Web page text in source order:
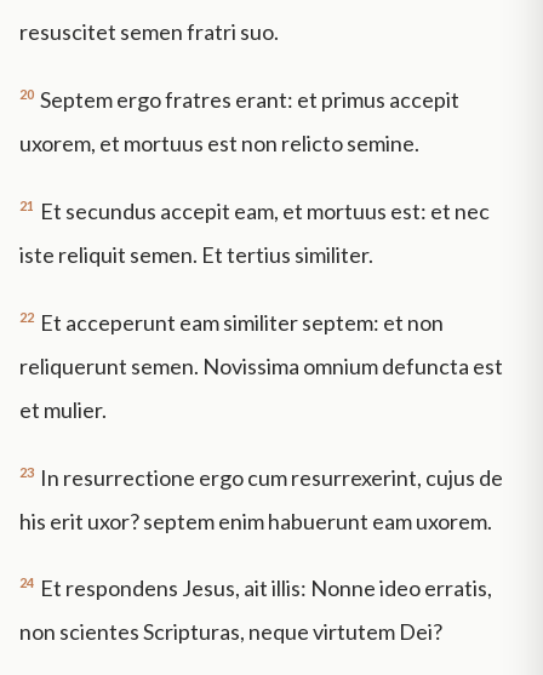
resuscitet semen fratri suo.
20 Septem ergo fratres erant: et primus accepit
uxorem, et mortuus est non relicto semine.
21
Et secundus accepit eam, et mortuus est: et nec
iste reliquit semen. Et tertius similiter.
22 Et acceperunt eam similiter septem: et non
reliquerunt semen. Novissima omnium defuncta est
et mulier.
23 In resurrectione ergo cum resurrexerint, cujus de
his erit uxor? septem enim habuerunt eam uxorem.
24 Et respondens Jesus, ait illis: Nonne ideo erratis,
non scientes Scripturas, neque virtutem Dei?